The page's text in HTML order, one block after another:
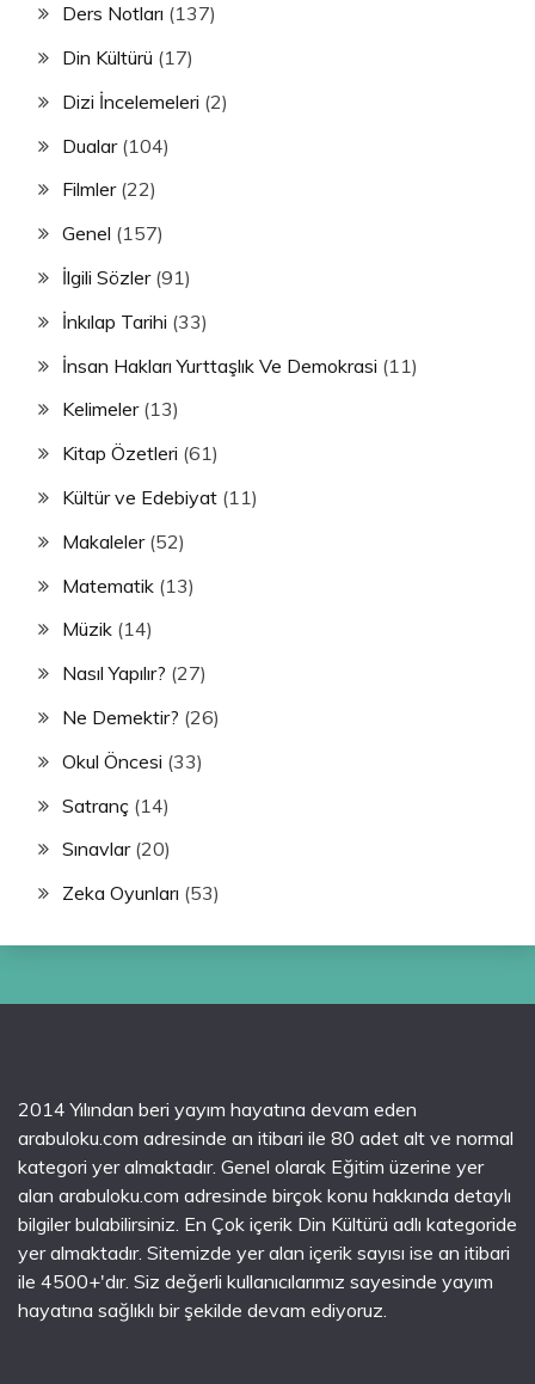
Ders Notları (137)
Din Kültürü (17)
Dizi İncelemeleri (2)
Dualar(104)
Filmler(22)
Genel (157)
İlgili Sözler(91)
İnkılap Tarihi (33)
İnsan Hakları Yurttaşlık Ve Demokrasi (11)
Kelimeler(13)
Kitap Özetleri (61)
Kültür ve Edebiyat (11)
Makaleler(52)
Matematik (13)
Müzik (14)
Nasıl Yapılır? (27)
Ne Demektir? (26)
Okul Öncesi (33)
Satranç (14)
Sınavlar(20)
Zeka Oyunları (53)
2014 Yılından beri yayım hayatına devam eden
arabuloku.com adresinde an itibari ile 80 adet alt ve normal
kategori yer almaktadır. Genel olarak Eğitim üzerine yer
alan arabuloku.com adresinde birçok konu hakkında detaylı
bilgiler bulabilirsiniz. En Çok içerik Din Kültürü adlı kategoride
yer almaktadır. Sitemizde yer alan içerik sayısı ise an itibari
ile 4500+'dır. Siz değerli kullanıcılarımız sayesinde yayım
hayatına sağlıklı bir şekilde devam ediyoruz.